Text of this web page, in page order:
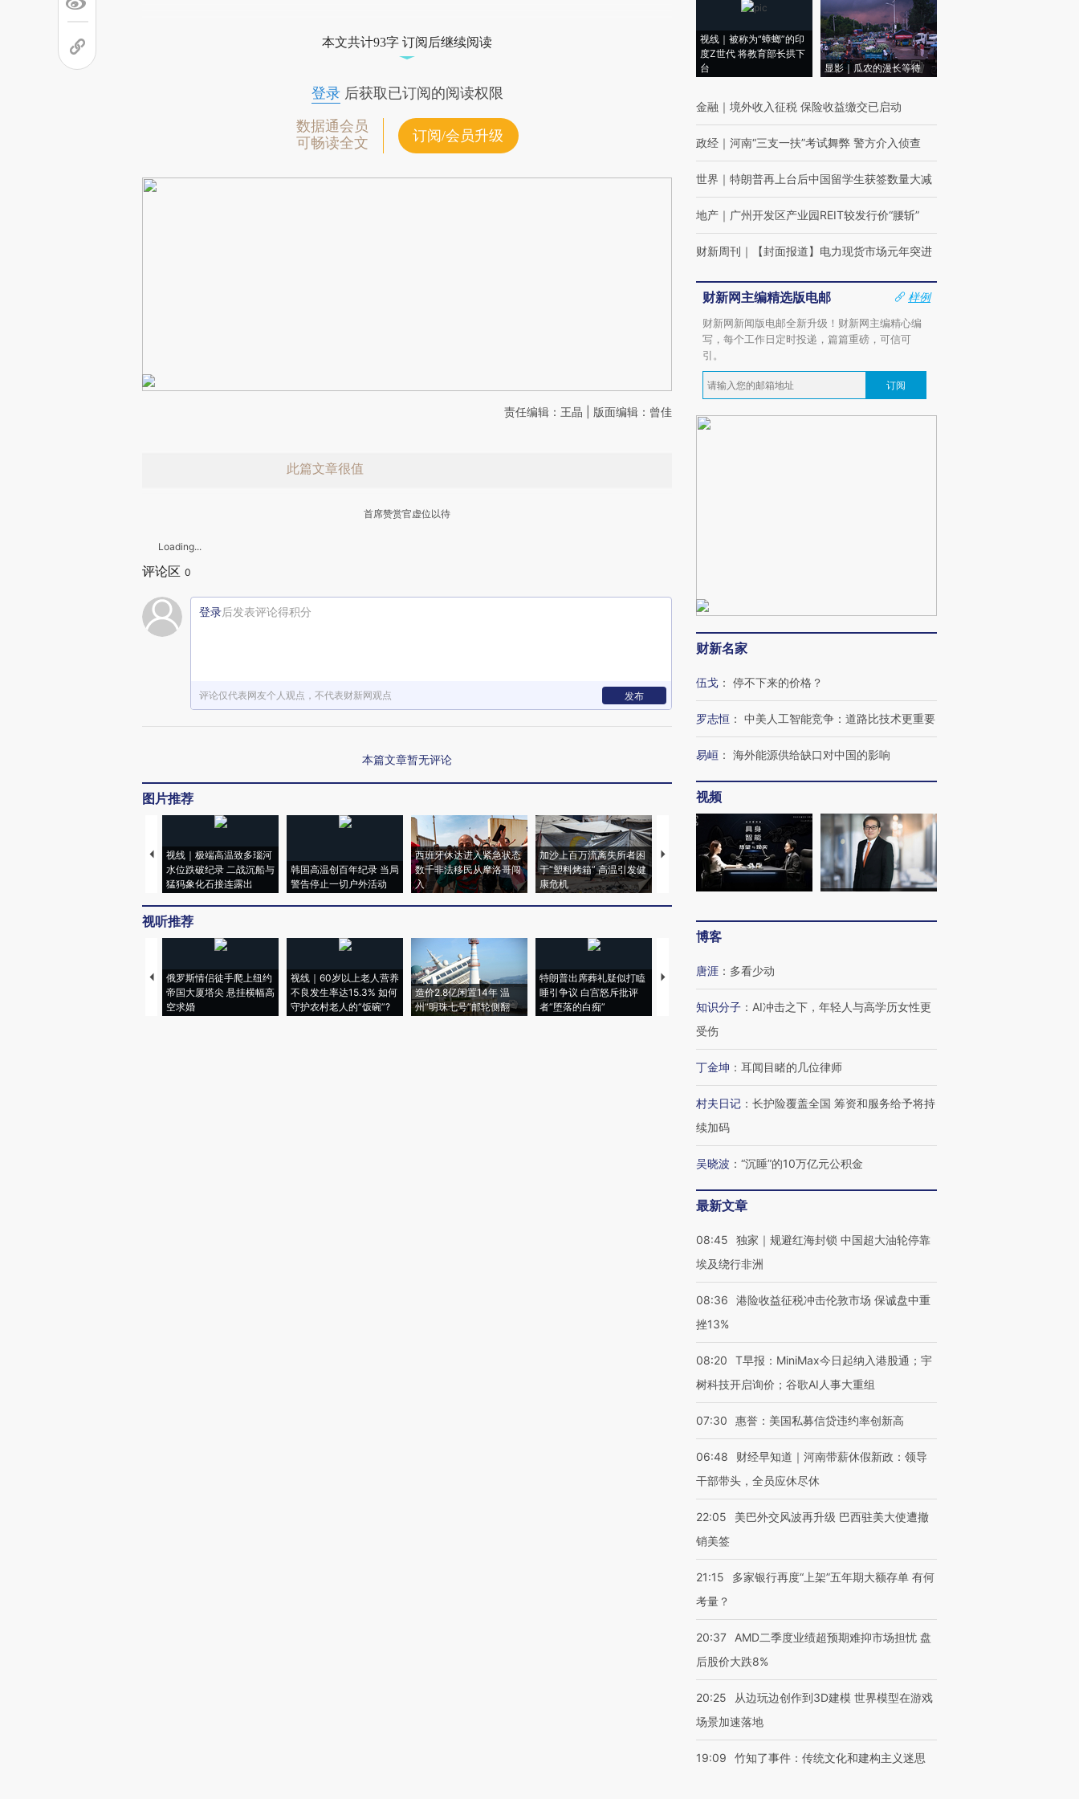
本文共计93字 订阅后继续阅读
登录后获取已订阅的阅读权限
数据通会员
可畅读全文
订阅/会员升级
责任编辑：王晶 | 版面编辑：曾佳
此篇文章很值
首席赞赏官虚位以待
Loading...
评论区 0
登录后发表评论得积分
评论仅代表网友个人观点，不代表财新网观点 发布
本篇文章暂无评论
图片推荐
视线｜极端高温致多瑙河
水位跌破纪录 二战沉船与
猛犸象化石接连露出
韩国高温创百年纪录 当局
警告停止一切户外活动
西班牙休达进入紧急状态
数千非法移民从摩洛哥闯
入
加沙上百万流离失所者困
于“塑料烤箱” 高温引发健
康危机
马航飞行员跨国走私7万
粒摇头丸 尿检体内含3种
泽连斯基密集出访美英 索
要防空导弹“救急”
秘鲁纳斯卡观光飞机坠毁
13人遇难
视听推荐
俄罗斯情侣徒手爬上纽约
帝国大厦塔尖 悬挂横幅高
空求婚
视线｜60岁以上老人营养
不良发生率达15.3% 如何
守护农村老人的“饭碗”?
造价2.8亿闲置14年 温
州“明珠七号”邮轮侧翻
特朗普出席葬礼疑似打瞌
睡引争议 白宫怒斥批评
者“堕落的白痴”
视线｜全球最热百城独占
97个 印度如何熬过48°C
38岁梅西上演帽子戏法
阿根廷3-0阿尔及利亚
围棋失利的邓煜 两位菲尔
兹奖得主的“非天才”拼图
视线｜被称为“蟑螂”的印
度Z世代 将教育部长拱下
台
显影｜瓜农的漫长等待
金融 ｜ 境外收入征税 保险收益缴交已启动
政经 ｜ 河南“三支一扶”考试舞弊 警方介入侦查
世界 ｜ 特朗普再上台后中国留学生获签数量大减
地产 ｜ 广州开发区产业园REIT较发行价“腰斩”
财新周刊 ｜ 【封面报道】电力现货市场元年突进
财新网主编精选版电邮
样例
财新网新闻版电邮全新升级！财新网主编精心编
写，每个工作日定时投递，篇篇重磅，可信可
引。
订阅
财新名家
伍戈 ： 停不下来的价格？
罗志恒 ： 中美人工智能竞争：道路比技术更重要
易峘 ： 海外能源供给缺口对中国的影响
视频
博客
唐涯 ： 多看少动
知识分子 ： AI冲击之下，年轻人与高学历女性更
受伤
丁金坤 ： 耳闻目睹的几位律师
村夫日记 ： 长护险覆盖全国 筹资和服务给予将持
续加码
吴晓波 ： “沉睡”的10万亿元公积金
最新文章
08:45
独家｜规避红海封锁 中国超大油轮停靠
埃及绕行非洲
08:36
港险收益征税冲击伦敦市场 保诚盘中重
挫13%
08:20
T早报：MiniMax今日起纳入港股通；宇
树科技开启询价；谷歌AI人事大重组
07:30 惠誉：美国私募信贷违约率创新高
06:48
财经早知道｜河南带薪休假新政：领导
干部带头，全员应休尽休
22:05
美巴外交风波再升级 巴西驻美大使遭撤
销美签
21:15
多家银行再度“上架”五年期大额存单 有何
考量？
20:37
AMD二季度业绩超预期难抑市场担忧 盘
后股价大跌8%
20:25
从边玩边创作到3D建模 世界模型在游戏
场景加速落地
19:09 竹知了事件：传统文化和建构主义迷思